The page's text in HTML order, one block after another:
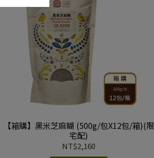
【箱購】黑米芝麻糊 (500g/包X12包/箱)(限
宅配)
NT$2,160